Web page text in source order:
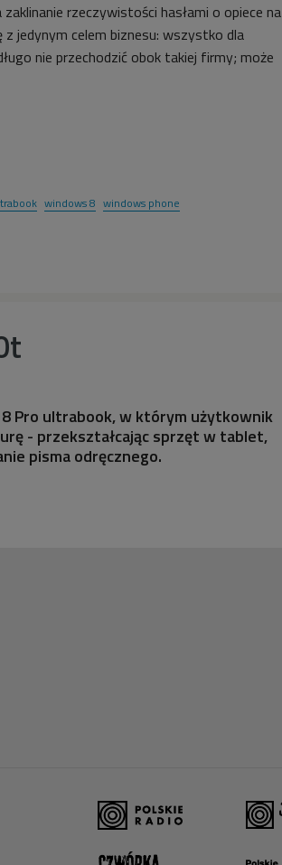
rzeczywistości hasłami o opiece na
z jedynym celem biznesu: wszystko dla
nie przechodzić obok takiej firmy; może
windows 8 windows phone
Pro ultrabook, w którym użytkownik
- przekształcając sprzęt w tablet,
pisma odręcznego.